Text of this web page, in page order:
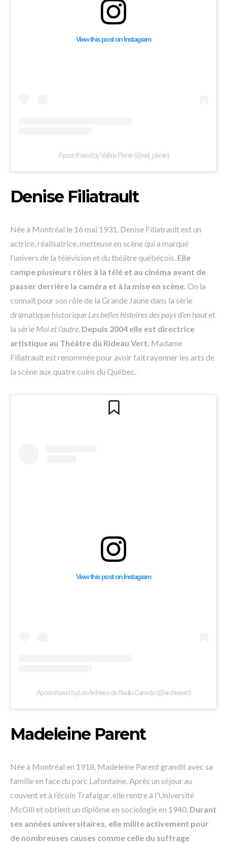
View this post on Instagram
A post shared by Valérie Plante (@val_plante)
Denise Filiatrault
Née à Montréal le 16 mai 1931, Denise Filiatrault est un
actrice, réalisatrice, metteuse en scène qui a marqué
l’univers de la télévision et du théâtre québécois. Elle
campe plusieurs rôles à la télé et au cinéma avant de
passer derrière la caméra et à la mise en scène. On la
connaît pour son rôle de la Grande Jaune dans la série
dramatique historique Les belles histoires des pays d’en hautet
la série Moi et l’autre Depuis 2004 elle est directrice
artistique au Théâtre du Rideau Vert. Madame
Filiatrault est renommée pour avoir fait rayonner les arts de
la scène aux quatre coins du Québec.
View this post on Instagram
A post shared by Les Archives de Radio-Canada (@archivesrc)
Madeleine Parent
Née à Montréal en 1918, Madeleine Parent grandit avec sa
famille en face du parc Lafontaine. Après un séjour au
couvent et à l’école Trafalgar, elle rentre à l’Université
McGill et obtient un diplôme en sociologie en 1940. Durant
ses années universitaires, elle milite activement pour
de nombreuses causes comme celle du suffrage